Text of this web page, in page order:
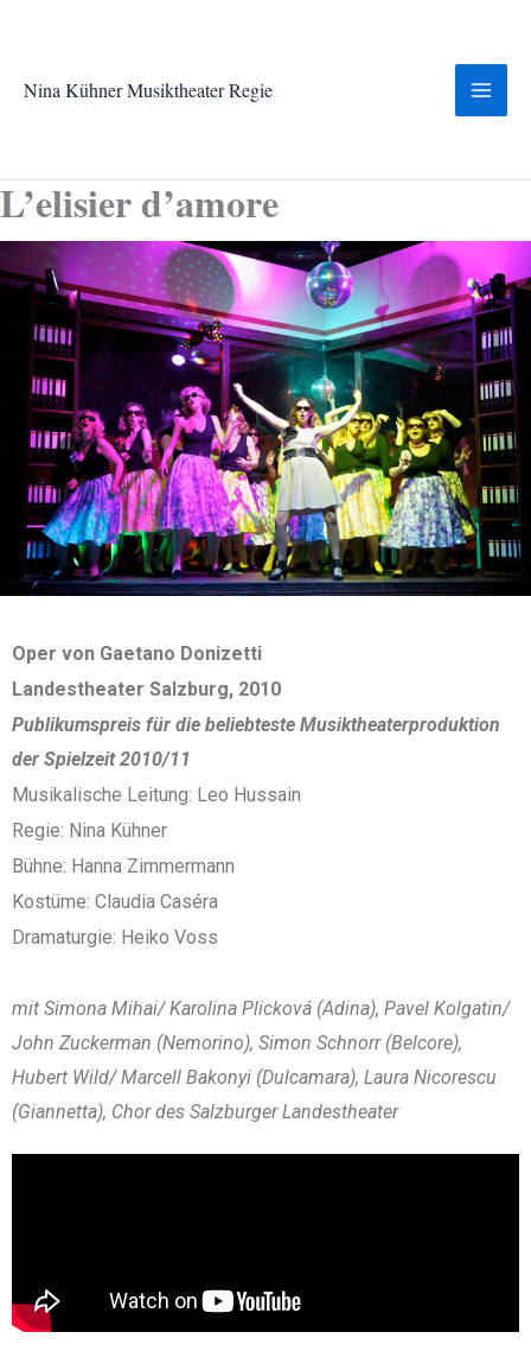
springen
Nina Kühner Musiktheater Regie
L’elisier d’amore
Oper von Gaetano Donizetti
Landestheater Salzburg, 2010
Publikumspreis für die beliebteste Musiktheaterproduktion
der Spielzeit 2010/11
Musikalische Leitung: Leo Hussain
Regie: Nina Kühner
Bühne: Hanna Zimmermann
Kostüme: Claudia Caséra
Dramaturgie: Heiko Voss
mit Simona Mihai/ Karolina Plicková (Adina), Pavel Kolgatin/
John Zuckerman (Nemorino), Simon Schnorr (Belcore),
Hubert Wild/ Marcell Bakonyi (Dulcamara), Laura Nicorescu
(Giannetta), Chor des Salzburger Landestheater